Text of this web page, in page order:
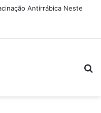
Antirrábica Neste